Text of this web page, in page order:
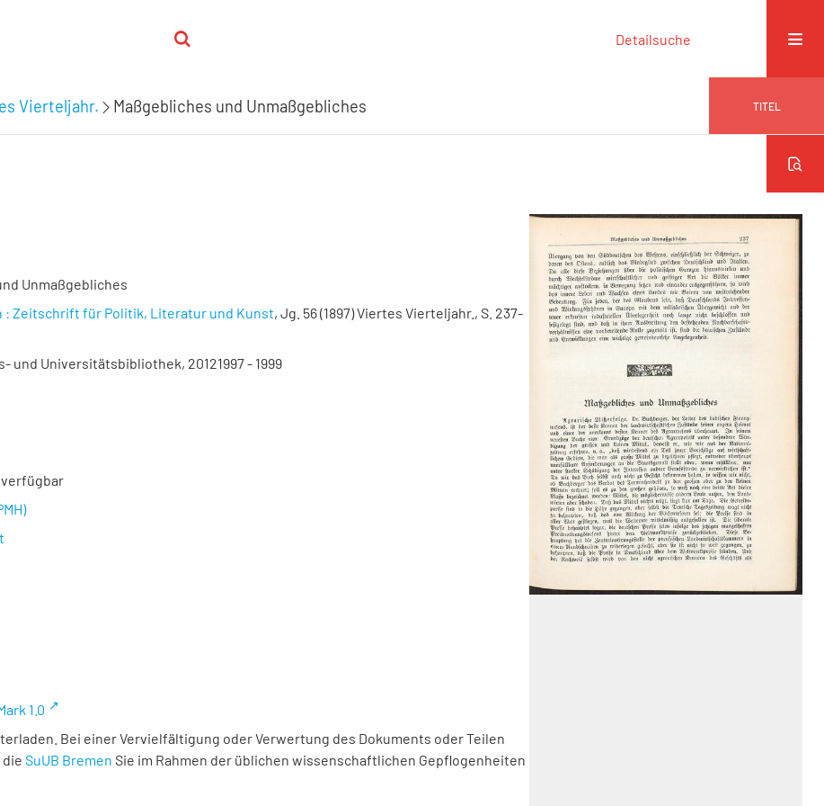
Detailsuche
Vierteljahr. Maßgebliches und Unmaßgebliches TITEL
Unmaßgebliches
: Zeitschrift für Politik, Literatur und Kunst, Jg. 56 (1897) Viertes Vierteljahr., S. 237-
und Universitätsbibliothek, 20121997 - 1999
1.0
Bei einer Vervielfältigung oder Verwertung des Dokuments oder Teilen
SuUB Bremen Sie im Rahmen der üblichen wissenschaftlichen Gepflogenheiten